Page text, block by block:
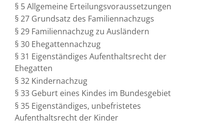
§ 5 Allgemeine Erteilungsvoraussetzungen
§ 27 Grundsatz des Familiennachzugs
§ 29 Familiennachzug zu Ausländern
§ 30 Ehegattennachzug
§ 31 Eigenständiges Aufenthaltsrecht der
Ehegatten
§ 32 Kindernachzug
§ 33 Geburt eines Kindes im Bundesgebiet
§ 35 Eigenständiges, unbefristetes
Aufenthaltsrecht der Kinder